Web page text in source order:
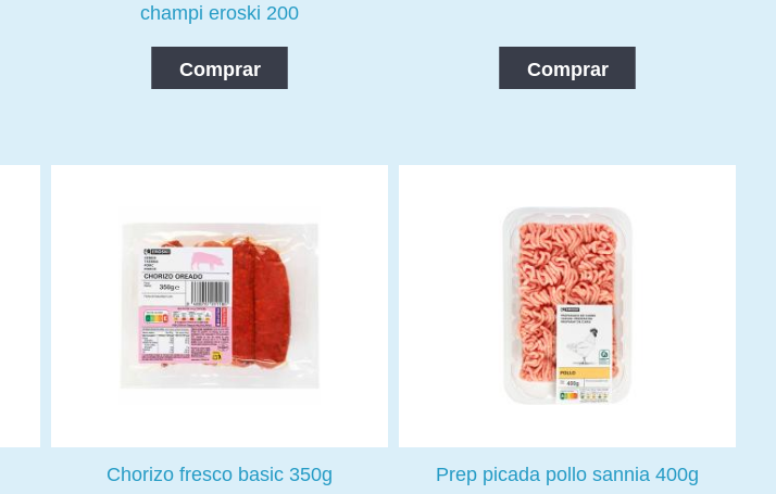
champi eroski 200
Comprar Comprar
Chorizo fresco basic 350g Prep picada pollo sannia 400g